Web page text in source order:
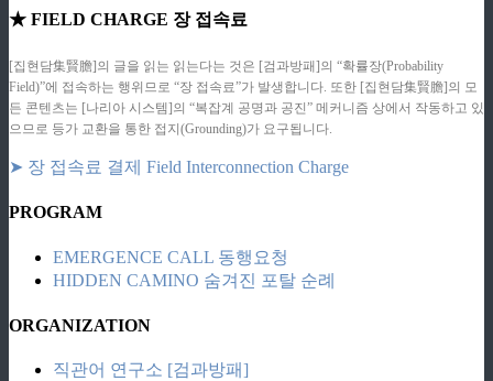
★ FIELD CHARGE 장 접속료
[집현담集賢膽]의 글을 읽는 읽는다는 것은 [검과방패]의 “확률장(Probability
Field)”에 접속하는 행위므로 “장 접속료”가 발생합니다. 또한 [집현담集賢膽]의 모
든 콘텐츠는 [나리아 시스템]의 “복잡계 공명과 공진” 메커니즘 상에서 작동하고 있
으므로 등가 교환을 통한 접지(Grounding)가 요구됩니다.
➤ 장 접속료 결제 Field Interconnection Charge
PROGRAM
EMERGENCE CALL 동행요청
HIDDEN CAMINO 숨겨진 포탈 순례
ORGANIZATION
직관어 연구소 [검과방패]